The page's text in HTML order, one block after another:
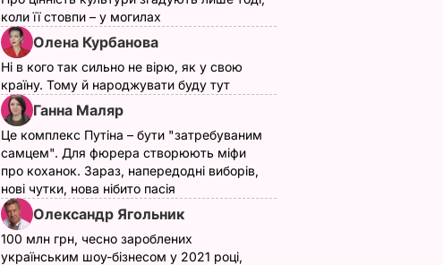
коли її стовпи – у могилах
Олена Курбанова
Ні в кого так сильно не вірю, як у свою
країну. Тому й народжувати буду тут
Ганна Маляр
Це комплекс Путіна – бути "затребуваним
самцем". Для фюрера створюють міфи
про коханок. Зараз, напередодні виборів,
нові чутки, нова нібито пасія
Олександр Ягольник
100 млн грн, чесно зароблених
українським шоу-бізнесом у 2021 році,